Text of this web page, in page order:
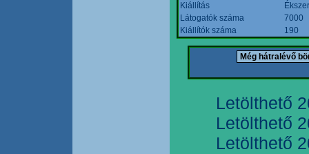
Kiállítás
Látogatók száma
7000
Kiállítók száma
190
Letölthető
Letölthető
Letölthető